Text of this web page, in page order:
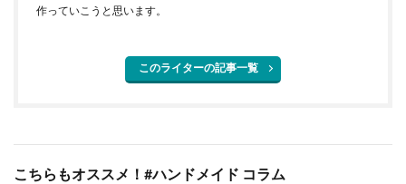
作っていこうと思います。
このライターの記事一覧
こちらもオススメ！#ハンドメイド コラム